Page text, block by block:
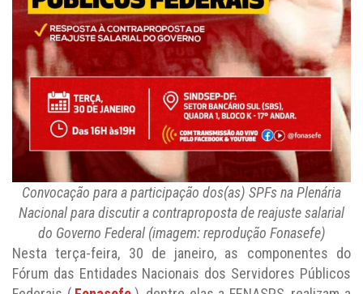
Convocação para a participação dos(as) SPFs na Plenária
Nacional para discutir a contraproposta de reajuste salarial
do Governo Federal (imagem: reprodução Fonasefe)
Nesta terça-feira, 30 de janeiro, as componentes do
Fórum das Entidades Nacionais dos Servidores Públicos